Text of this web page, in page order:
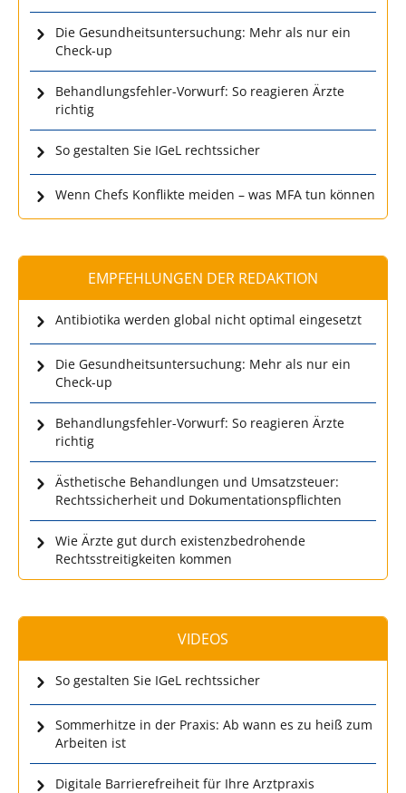
Die Gesundheitsuntersuchung: Mehr als nur ein
Check-up
Behandlungsfehler-Vorwurf: So reagieren Ärzte
richtig
So gestalten Sie IGeL rechtssicher
Wenn Chefs Konflikte meiden – was MFA tun können
EMPFEHLUNGEN DER REDAKTION
Antibiotika werden global nicht optimal eingesetzt
Die Gesundheitsuntersuchung: Mehr als nur ein
Check-up
Behandlungsfehler-Vorwurf: So reagieren Ärzte
richtig
Ästhetische Behandlungen und Umsatzsteuer:
Rechtssicherheit und Dokumentationspflichten
Wie Ärzte gut durch existenzbedrohende
Rechtsstreitigkeiten kommen
VIDEOS
So gestalten Sie IGeL rechtssicher
Sommerhitze in der Praxis: Ab wann es zu heiß zum
Arbeiten ist
Digitale Barrierefreiheit für Ihre Arztpraxis